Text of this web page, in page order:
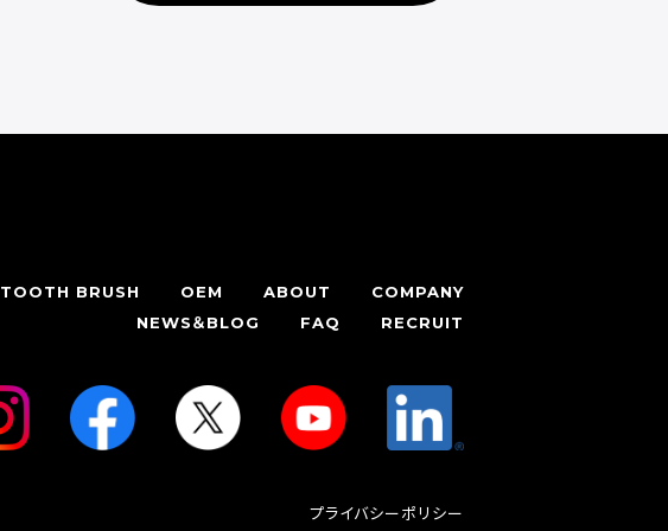
TOOTH BRUSH OEM ABOUT
COMPANY
NEWS＆BLOG
FAQ RECRUIT
プライバシーポリシー